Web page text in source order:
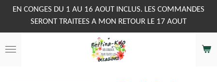
Passer
contenu
principal
EN CONGES DU 1 AU 16 AOUT INCLUS. LES COMMANDES
SERONT TRAITEES A MON RETOUR LE 17 AOUT